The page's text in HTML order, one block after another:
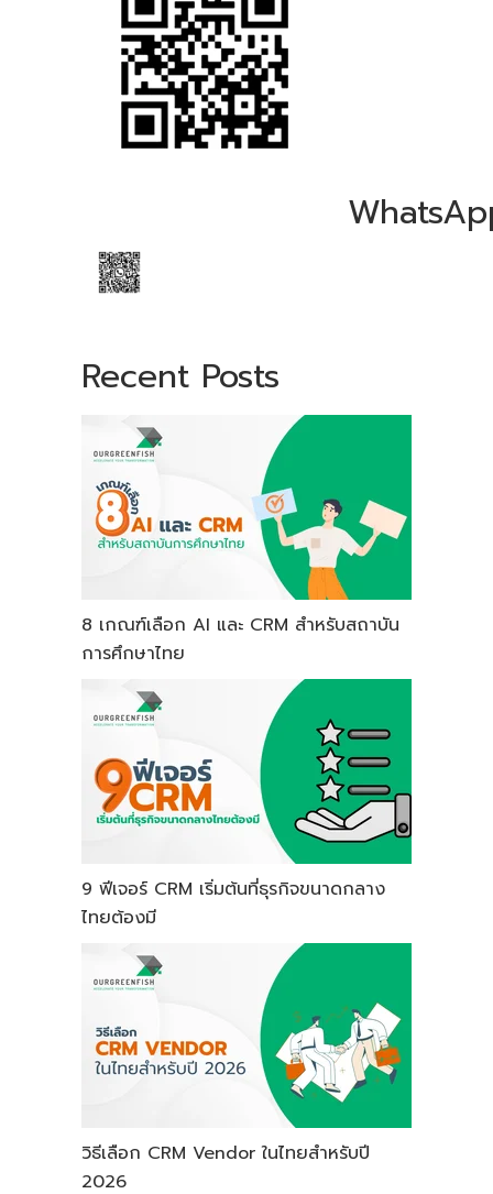
Recent Posts
8 เกณฑ์เลือก AI และ CRM สำหรับสถาบัน
การศึกษาไทย
9 ฟีเจอร์ CRM เริ่มต้นที่ธุรกิจขนาดกลาง
ไทยต้องมี
วิธีเลือก CRM Vendor ในไทยสำหรับปี
2026